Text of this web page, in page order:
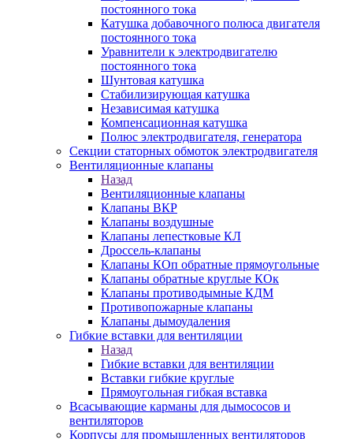
постоянного тока
Катушка добавочного полюса двигателя
постоянного тока
Уравнители к электродвигателю
постоянного тока
Шунтовая катушка
Стабилизирующая катушка
Независимая катушка
Компенсационная катушка
Полюс электродвигателя, генератора
Секции статорных обмоток электродвигателя
Вентиляционные клапаны
Назад
Вентиляционные клапаны
Клапаны ВКР
Клапаны воздушные
Клапаны лепестковые КЛ
Дроссель-клапаны
Клапаны КОп обратные прямоугольные
Клапаны обратные круглые КОк
Клапаны противодымные КДМ
Противопожарные клапаны
Клапаны дымоудаления
Гибкие вставки для вентиляции
Назад
Гибкие вставки для вентиляции
Вставки гибкие круглые
Прямоугольная гибкая вставка
Всасывающие карманы для дымососов и
вентиляторов
Корпусы для промышленных вентиляторов